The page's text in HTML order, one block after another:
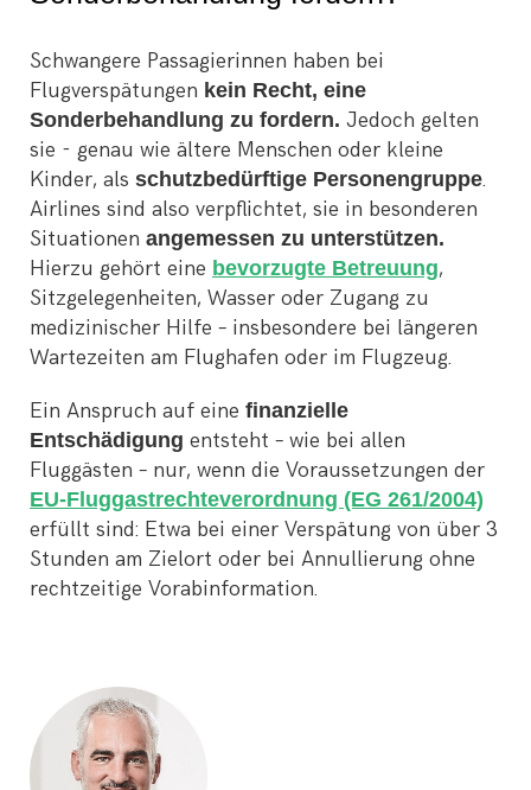
Schwangere Passagierinnen haben bei
Flugverspätungen kein Recht, eine
Sonderbehandlung zu fordern. Jedoch gelten
sie - genau wie ältere Menschen oder kleine
Kinder, als schutzbedürftige Personengruppe.
Airlines sind also verpflichtet, sie in besonderen
Situationen angemessen zu unterstützen.
Hierzu gehört eine bevorzugte Betreuung,
Sitzgelegenheiten, Wasser oder Zugang zu
medizinischer Hilfe – insbesondere bei längeren
Wartezeiten am Flughafen oder im Flugzeug.
Ein Anspruch auf eine finanzielle
Entschädigung entsteht – wie bei allen
Fluggästen – nur, wenn die Voraussetzungen der
EU-Fluggastrechteverordnung (EG 261/2004)
erfüllt sind: Etwa bei einer Verspätung von über 3
Stunden am Zielort oder bei Annullierung ohne
rechtzeitige Vorabinformation.